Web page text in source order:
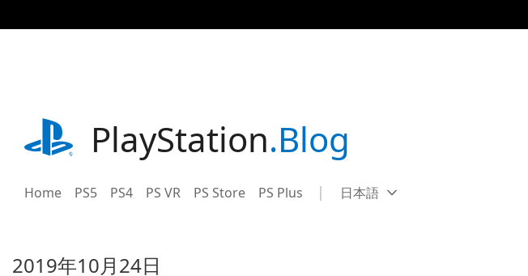
事
playstation.comPlayStation.Blog
Home PS5 PS4 PS VR PS Store PS Plus Select
Current
日本語
2019年10月24日